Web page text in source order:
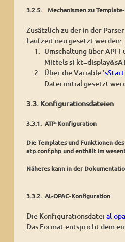
3.2.5. Mechanismen zu
Zusätzlich zu der in der
Laufzeit neu gesetzt werden:
Umschaltung über API-
Mittels
Über die Variable '
Datei initial gesetzt
3.3. Konfigurationsdateien
3.3.1. ATP-Konfiguration
Die Templates und Funktionen
atp.conf.php und enthält im
Näheres kann in der
3.3.2. AL-OPAC-Konfiguration
Die Konfigurationsdatei al-
Das Format entspricht dem